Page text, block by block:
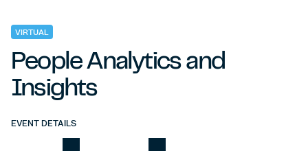
VIRTUAL
People Analytics and
Insights
EVENT DETAILS